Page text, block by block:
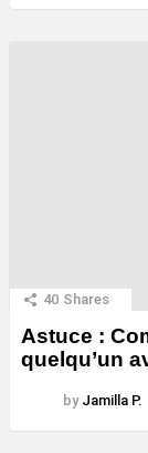
40 Shares
Astuce :
quelqu’un
by Jamilla P.